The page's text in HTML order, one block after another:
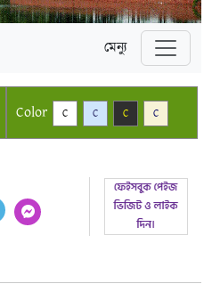
মেন্যু
Color C C C C